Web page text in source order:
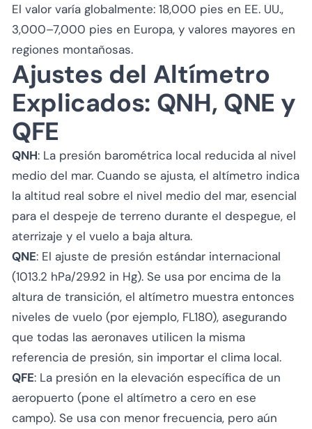
El valor varía globalmente: 18,000 pies en EE. UU.,
3,000–7,000 pies en Europa, y valores mayores en
regiones montañosas.
Ajustes del Altímetro
Explicados: QNH, QNE y
QFE
QNH: La presión barométrica local reducida al nivel
medio del mar. Cuando se ajusta, el altímetro indica
la altitud real sobre el nivel medio del mar, esencial
para el despeje de terreno durante el despegue, el
aterrizaje y el vuelo a baja altura.
QNE: El ajuste de presión estándar internacional
(1013.2 hPa/29.92 in Hg). Se usa por encima de la
altura de transición, el altímetro muestra entonces
niveles de vuelo (por ejemplo, FL180), asegurando
que todas las aeronaves utilicen la misma
referencia de presión, sin importar el clima local.
QFE: La presión en la elevación específica de un
aeropuerto (pone el altímetro a cero en ese
campo). Se usa con menor frecuencia, pero aún